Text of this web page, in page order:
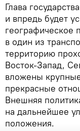
Глава
и впредь будет
географическое
в один из
территорию
Восток-Запад,
вложены
прекрасные
Внешняя
на дальнейшее
положения.